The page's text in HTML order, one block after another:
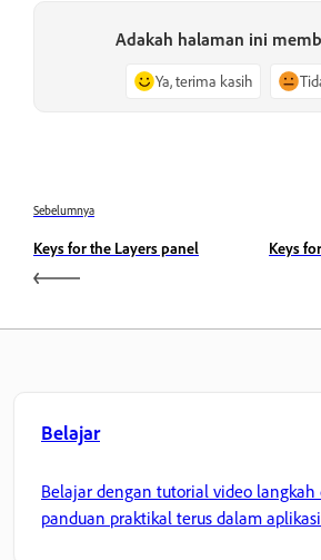
Adakah halaman ini
Ya, terima kasih
Sebelumnya
Keys for the Layers panel Keys
Belajar
Belajar dengan tutorial video
panduan praktikal terus dalam